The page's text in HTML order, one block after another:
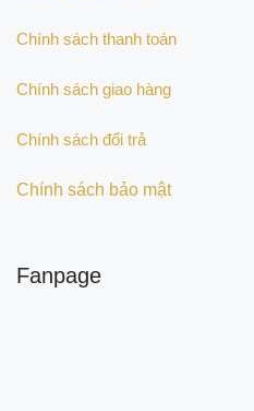
Chính sách thanh toán
Chính sách giao hàng
Chính sách đổi trả
Chính sách bảo mật
Fanpage